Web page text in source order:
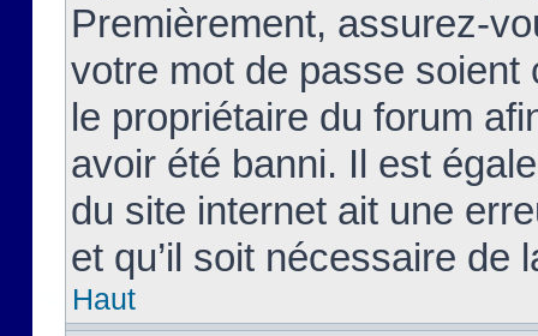
Premièrement, assurez-
votre mot de passe soient
le propriétaire du forum
avoir été banni. Il est
du site internet ait une
et qu’il soit nécessaire de
Haut